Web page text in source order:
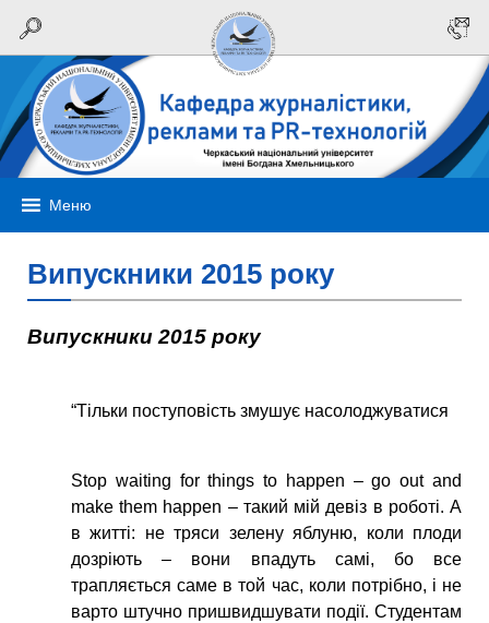
Меню
Випускники 2015 року
Випускники 2015 року
“Тільки поступовість змушує насолоджуватися
Stop waiting for things to happen – go out and
make them happen – такий мій девіз в роботі. А
в житті: не тряси зелену яблуню, коли плоди
дозріють – вони впадуть самі, бо все
трапляється саме в той час, коли потрібно, і не
варто штучно пришвидшувати події. Студентам